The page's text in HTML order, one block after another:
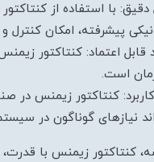
دقیق: با استفاده از
پیشرفته، امکان
قابل اعتماد: کنتاکتور
است.
کنتاکتور زیمنس
نیازهای گوناگون در
کنتاکتور زیمنس با